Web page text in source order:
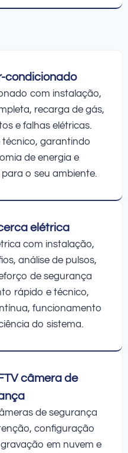
condicionado
com instalação,
recarga de gás,
e falhas elétricas.
garantindo
de energia e
o seu ambiente.
elétrica
com instalação,
análise de pulsos,
de segurança
rápido e técnico,
funcionamento
do sistema.
câmera de
de segurança
configuração
em nuvem e